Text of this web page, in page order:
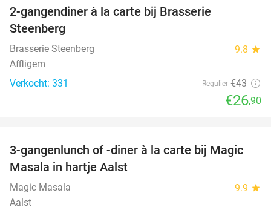
2-gangendiner à la carte bij Brasserie
Steenberg
Brasserie Steenberg 9.8 star
Affligem
Verkocht: 331
Regulier €43
€26,90
38%
3-gangenlunch of -diner à la carte bij Magic
Masala in hartje Aalst
Magic Masala 9.9 star
Aalst